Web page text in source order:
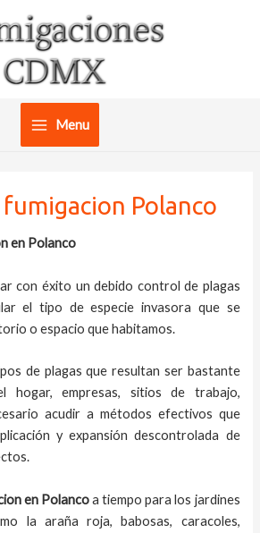
Main
Menu
Polanco
en Polanco
con éxito un debido control de plagas
el tipo de especie invasora que se
o espacio que habitamos.
de plagas que resultan ser bastante
hogar, empresas, sitios de trabajo,
acudir a métodos efectivos que
y expansión descontrolada de
en Polancoatiempo para los jardines
la araña roja, babosas, caracoles,